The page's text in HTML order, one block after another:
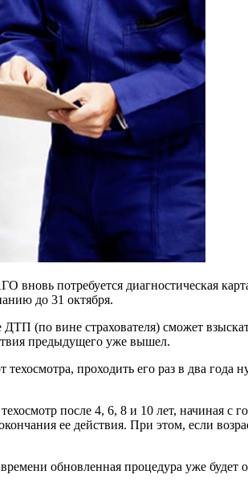
потребуется диагностическая
до 31 октября.
(по вине страхователя) сможет
предыдущего уже вышел.
проходить его раз в два года
после 4, 6, 8 и 10 лет, начиная с
ее действия. При этом, если
обновленная процедура уже